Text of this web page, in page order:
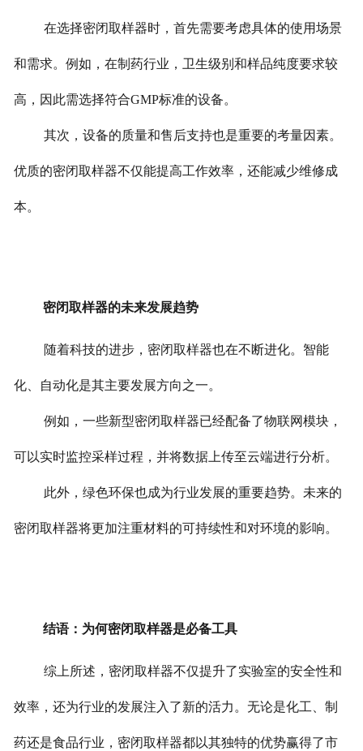
在选择密闭取样器时，首先需要考虑具体的使用场景
和需求。例如，在制药行业，卫生级别和样品纯度要求较
高，因此需选择符合GMP标准的设备。
其次，设备的质量和售后支持也是重要的考量因素。
优质的密闭取样器不仅能提高工作效率，还能减少维修成
本。
密闭取样器的未来发展趋势
随着科技的进步，密闭取样器也在不断进化。智能
化、自动化是其主要发展方向之一。
例如，一些新型密闭取样器已经配备了物联网模块，
可以实时监控采样过程，并将数据上传至云端进行分析。
此外，绿色环保也成为行业发展的重要趋势。未来的
密闭取样器将更加注重材料的可持续性和对环境的影响。
结语：为何密闭取样器是必备工具
综上所述，密闭取样器不仅提升了实验室的安全性和
效率，还为行业的发展注入了新的活力。 无论是化工、制
药还是食品行业，密闭取样器都以其独特的优势赢得了市